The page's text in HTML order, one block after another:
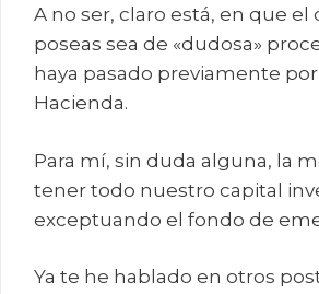
A no ser, claro está, en que el
poseas sea de «dudosa»
haya pasado previamente
Hacienda.
Para mí, sin duda alguna, la
tener todo nuestro capital
exceptuando el fondo de
Ya te he hablado en otros